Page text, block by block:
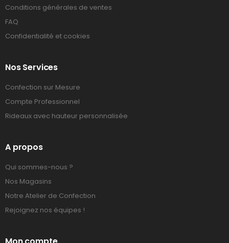
Conditions générales de ventes
FAQ
Confidentialité et cookies
Nos Services
Confection sur Mesure
Compte Professionnel
Rideaux avec hauteur personnalisée
A propos
Qui sommes-nous ?
Nos Magasins
Notre Atelier de Confection
Rejoignez nos équipes !